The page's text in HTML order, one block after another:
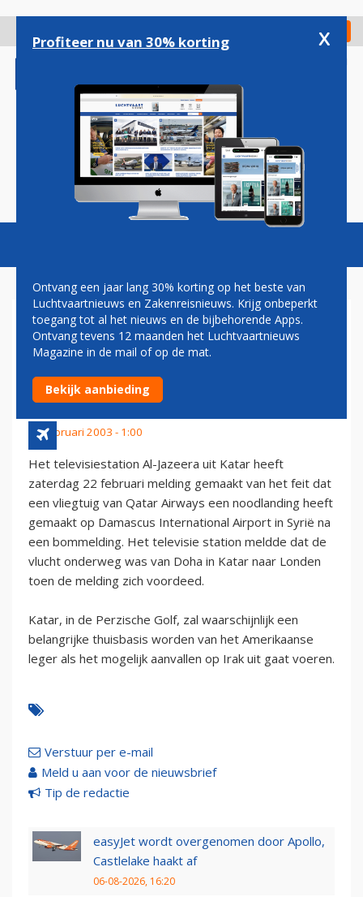
gaan
Check in
Magazine Podcasts Vacatures
QATAR AIRWAYS TOESTEL
MAAKT NOODLANDING NA
BOMDREIGING
22 februari 2003 - 1:00
Het televisiestation Al-Jazeera uit Katar heeft
zaterdag 22 februari melding gemaakt van het feit dat
een vliegtuig van Qatar Airways een noodlanding heeft
gemaakt op Damascus International Airport in Syrië na
een bommelding. Het televisie station meldde dat de
vlucht onderweg was van Doha in Katar naar Londen
toen de melding zich voordeed.
Katar, in de Perzische Golf, zal waarschijnlijk een
belangrijke thuisbasis worden van het Amerikaanse
leger als het mogelijk aanvallen op Irak uit gaat voeren.
Verstuur per e-mail
Meld u aan voor de nieuwsbrief
Tip de redactie
easyJet wordt overgenomen door Apollo,
Castlelake haakt af
06-08-2026, 16:20
Profiteer nu van 30% korting x
Ontvang een jaar lang 30% korting op het beste van
Luchtvaartnieuws en Zakenreisnieuws. Krijg onbeperkt
toegang tot al het nieuws en de bijbehorende Apps.
Ontvang tevens 12 maanden het Luchtvaartnieuws
Magazine in de mail of op de mat.
Bekijk aanbieding